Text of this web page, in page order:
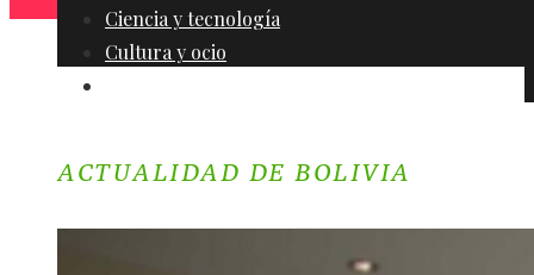
Ciencia y tecnología
Cultura y ocio
ACTUALIDAD DE BOLIVIA